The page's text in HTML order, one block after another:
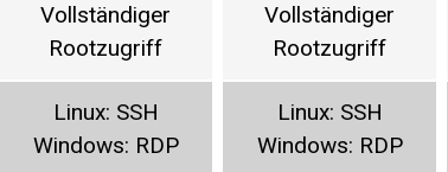
Vollständiger
Rootzugriff
Linux: SSH
Windows: RDP
Vollständiger
Rootzugriff
Linux: SSH
Windows: RDP